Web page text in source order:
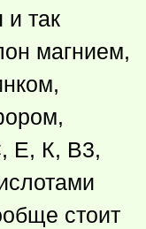
и так
магнием,
Е, К, В3,
стоит